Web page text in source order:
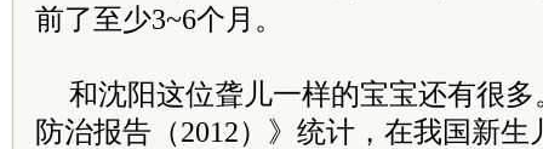
前了至少3~6个月。
和沈阳这位聋儿一样的宝宝还有很
防治报告（2012）》统计，在我国新